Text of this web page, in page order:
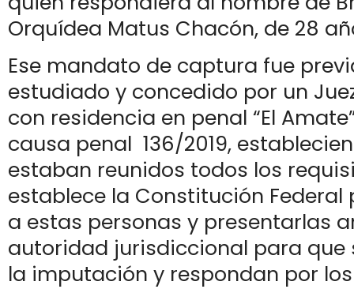
Orquídea Matus Chacón, de 28
Ese mandato de captura fue
estudiado y concedido por un
con residencia en penal “El
causa penal 136/2019,
estaban reunidos todos los
establece la Constitución Federal
a estas personas y presentarlas
autoridad jurisdiccional para que
la imputación y respondan por